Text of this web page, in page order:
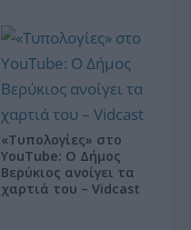
«Τυπολογίες» στο
YouTube: Ο Δήμος
Βερύκιος ανοίγει τα
χαρτιά του – Vidcast